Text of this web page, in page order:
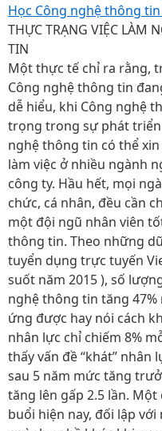
Học Công nghệ thông
THỰC TRẠNG VIỆC LÀM
TIN
Một thực tế chỉ ra rằng,
Công nghệ thông tin
dễ hiểu, khi Công nghệ
trọng trong sự phát triển
nghệ thông tin có thể xin
làm việc ở nhiều ngành
công ty. Hầu hết, mọi
chức, cá nhân, đều cần
một đội ngũ nhân viên
thông tin. Theo những
tuyển dụng trực tuyến
suốt năm 2015 ), số
nghệ thông tin tăng
ứng được hay nói cách
nhân lực chỉ chiếm 8%
thấy vấn đề “khát” nhân
sau 5 năm mức tăng
tăng lên gấp 2.5 lần.
buổi hiện nay, đối lập với